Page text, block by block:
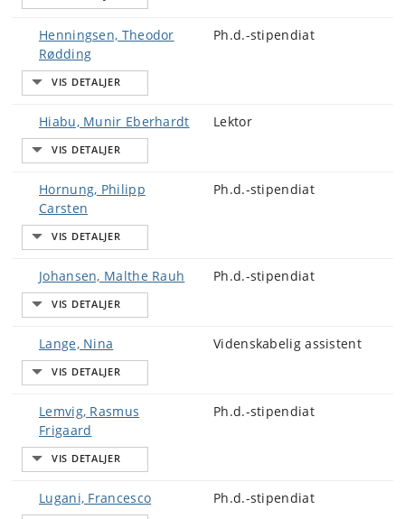
Henningsen, Theodor
Rødding
Ph.d.-stipendiat
Hiabu, Munir Eberhardt Lektor
Hornung, Philipp
Carsten
Ph.d.-stipendiat
Johansen, Malthe Rauh Ph.d.-stipendiat
Lange, Nina Videnskabelig assistent
Lemvig, Rasmus
Frigaard
Ph.d.-stipendiat
Lugani, Francesco Ph.d.-stipendiat